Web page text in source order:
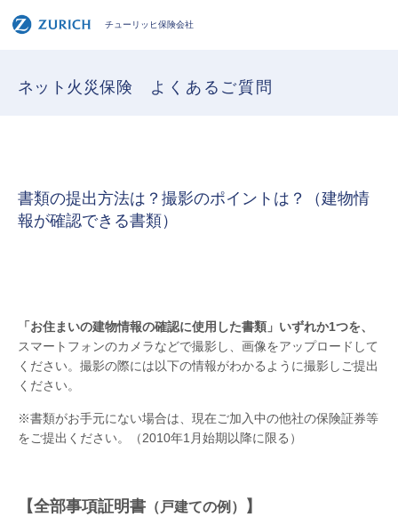
チューリッヒ保険会社
ネット火災保険 よくあるご質問
書類の提出方法は？撮影のポイントは？（建物情
報が確認できる書類）
「お住まいの建物情報の確認に使用した書類」いずれか1つを、
スマートフォンのカメラなどで撮影し、画像をアップロードして
ください。撮影の際には以下の情報がわかるように撮影しご提出
ください。
※書類がお手元にない場合は、現在ご加入中の他社の保険証券等
をご提出ください。（2010年1月始期以降に限る）
【全部事項証明書 （戸建ての例） 】